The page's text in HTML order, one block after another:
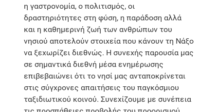
η γαστρονομία, ο πολιτισμός, οι
δραστηριότητες στη φύση, η παράδοση αλλά
και η καθημερινή ζωή των ανθρώπων του
νησιού αποτελούν στοιχεία που κάνουν τη Νάξο
να ξεχωρίζει διεθνώς. Η συνεχής παρουσία μας
σε σημαντικά διεθνή μέσα ενημέρωσης
επιβεβαιώνει ότι το νησί μας ανταποκρίνεται
στις σύγχρονες απαιτήσεις του παγκόσμιου
ταξιδιωτικού κοινού. Συνεχίζουμε με συνέπεια